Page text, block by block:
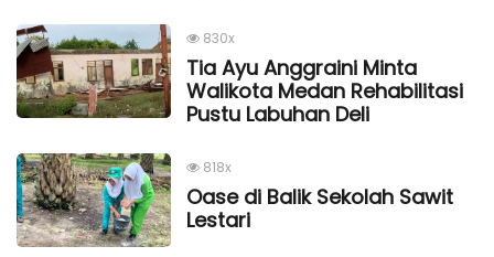
830x
Tia Ayu Anggraini Minta
Walikota Medan Rehabilitasi
Pustu Labuhan Deli
818x
Oase di Balik Sekolah Sawit
Lestari